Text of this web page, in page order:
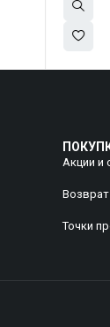
Акции и
Точки